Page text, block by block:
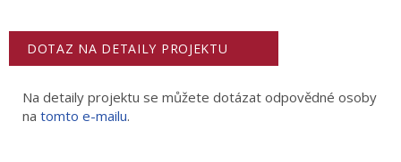
DOTAZ NA DETAILY PROJEKTU
Na detaily projektu se můžete dotázat odpovědné osoby
na tomto e-mailu.